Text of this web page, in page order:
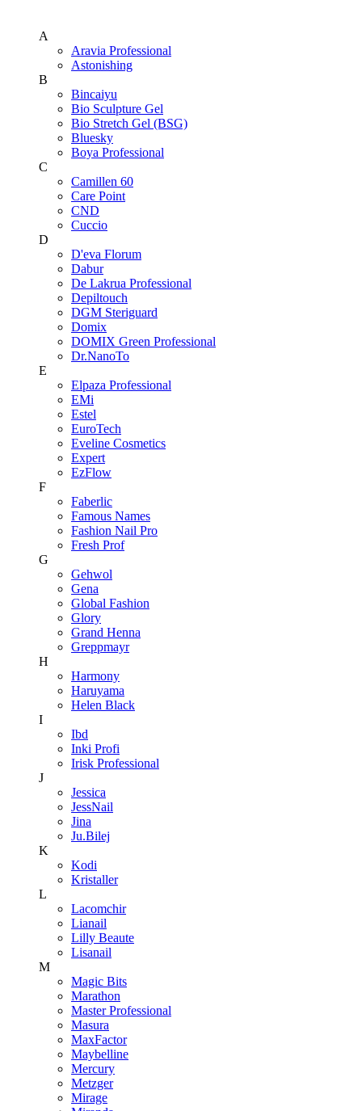
A
Aravia Professional
Astonishing
B
Bincaiyu
Bio Sculpture Gel
Bio Stretch Gel (BSG)
Bluesky
Boya Professional
C
Camillen 60
Care Point
CND
Cuccio
D
D'eva Florum
Dabur
De Lakrua Professional
Depiltouch
DGM Steriguard
Domix
DOMIX Green Professional
Dr.NanoTo
E
Elpaza Professional
EMi
Estel
EuroTech
Eveline Cosmetics
Expert
EzFlow
F
Faberlic
Famous Names
Fashion Nail Pro
Fresh Prof
G
Gehwol
Gena
Global Fashion
Glory
Grand Henna
Greppmayr
H
Harmony
Haruyama
Helen Black
I
Ibd
Inki Profi
Irisk Professional
J
Jessica
JessNail
Jina
Ju.Bilej
K
Kodi
Kristaller
L
Lacomchir
Lianail
Lilly Beaute
Lisanail
M
Magic Bits
Marathon
Master Professional
Masura
MaxFactor
Maybelline
Mercury
Metzger
Mirage